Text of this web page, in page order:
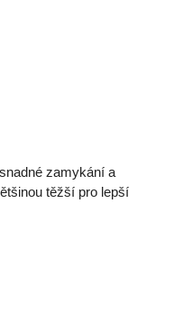
zamykání a
těžší pro lepší